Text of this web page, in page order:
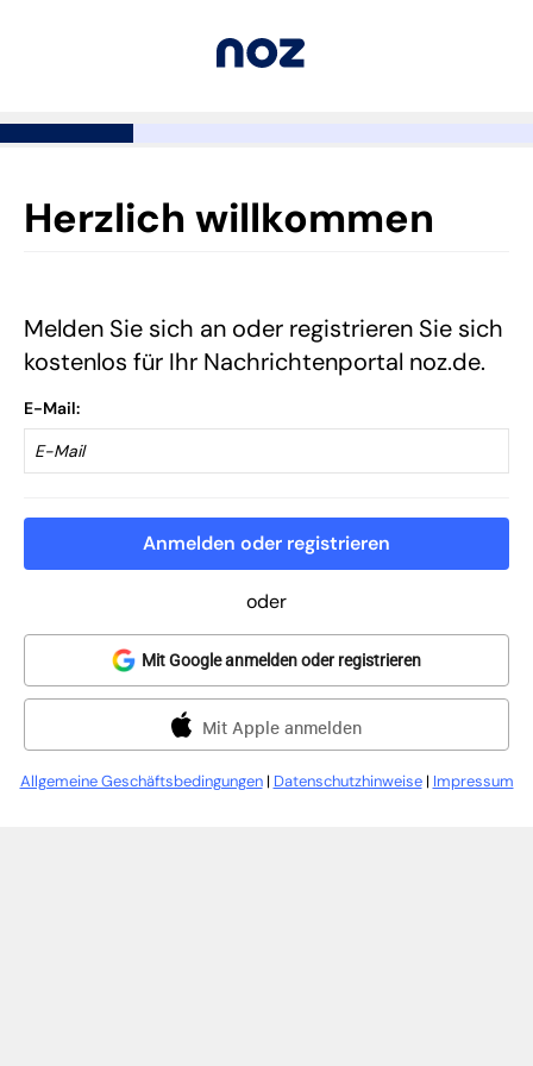
Herzlich willkommen
Melden Sie sich an oder registrieren Sie sich
kostenlos für Ihr Nachrichtenportal noz.de.
E-Mail
Anmelden oder registrieren
oder
Mit Google anmelden oder registrieren
Mit Apple anmelden
Allgemeine Geschäftsbedingungen| Datenschutzhinweise| Impressum